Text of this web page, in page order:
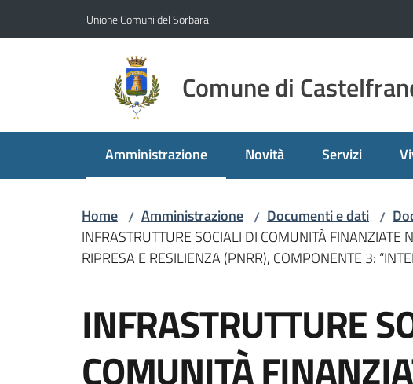
Unione Comuni del Sorbara
Comune di
Amministrazione
Menu selezionato Novità Servizi
Home / Amministrazione / Documenti e dati /
INFRASTRUTTURE SOCIALI DI COMUNITÀ FINANZIATE
RIPRESA E RESILIENZA (PNRR), COMPONENTE 3:
INFRASTRUTTURE
COMUNITÀ